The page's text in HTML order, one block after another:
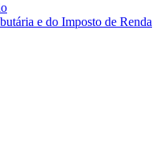
e do Imposto de Renda